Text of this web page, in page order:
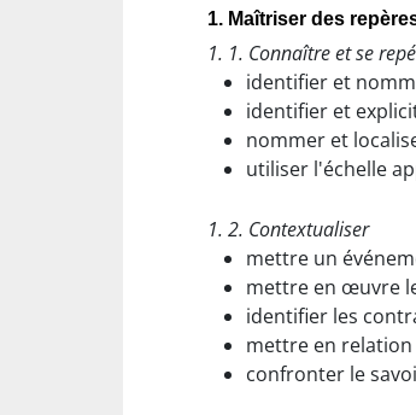
1. Maîtriser des
1. 1. Connaître et se
identifier et
identifier et
nommer et
utiliser l'échelle
1. 2. Contextualiser
mettre un
mettre en œuvre
identifier les
mettre en relation
confronter le